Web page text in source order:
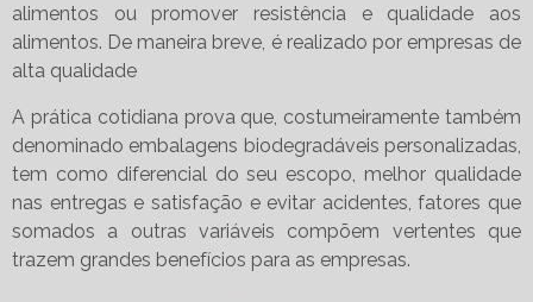
alimentos ou promover resistência e qualidade aos
alimentos. De maneira breve, é realizado por empresas de
alta qualidade
A prática cotidiana prova que, costumeiramente também
denominado embalagens biodegradáveis personalizadas,
tem como diferencial do seu escopo, melhor qualidade
nas entregas e satisfação e evitar acidentes, fatores que
somados a outras variáveis compõem vertentes que
trazem grandes benefícios para as empresas.